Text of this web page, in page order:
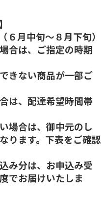
月中旬～８月下旬）
合は、ご指定の時期
きない商品が一部ご
は、配達希望時間帯
場合は、御中元のし
ります。下表をご確認
み分は、お申込み受
でお届けいたしま